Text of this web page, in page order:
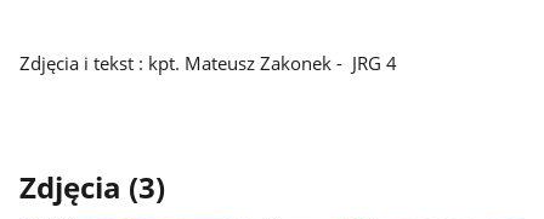
Zdjęcia i tekst : kpt. Mateusz Zakonek - JRG 4
Zdjęcia (3)